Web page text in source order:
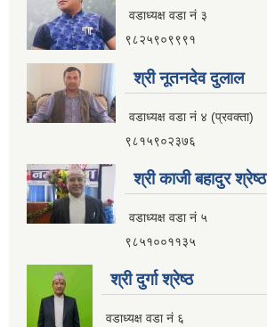
वडाध्यक्ष वडा नं ३
९८२५९०९९९१
श्री नूतनदेव दुलाल
वडाध्यक्ष वडा नं ४ (प्रवक्ता)
९८१५९०२३७६
श्री काजी बहादुर श्रेष्ठ
वडाध्यक्ष वडा नं ५
९८५१००११३५
श्री दुर्गा श्रेष्ठ
वडाध्यक्ष वडा नं ६